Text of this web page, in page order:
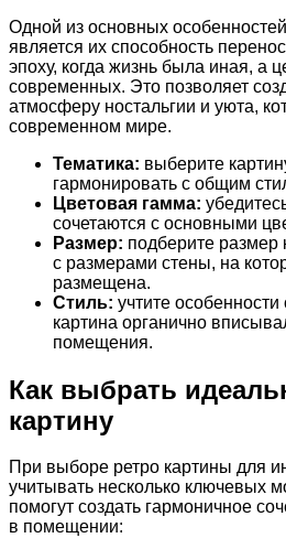
Одной из основных
является их способность
эпоху, когда жизнь была иная, а
современных. Это позволяет
атмосферу ностальгии и уюта,
современном мире.
Тематика: выберите
гармонировать с общим
Цветовая гамма:
сочетаются с основными
Размер: подберите размер
с размерами стены, на
размещена.
Стиль: учтите
картина органично
помещения.
Как выбрать
картину
При выборе ретро картины для
учитывать несколько ключевых
помогут создать гармоничное
в помещении: